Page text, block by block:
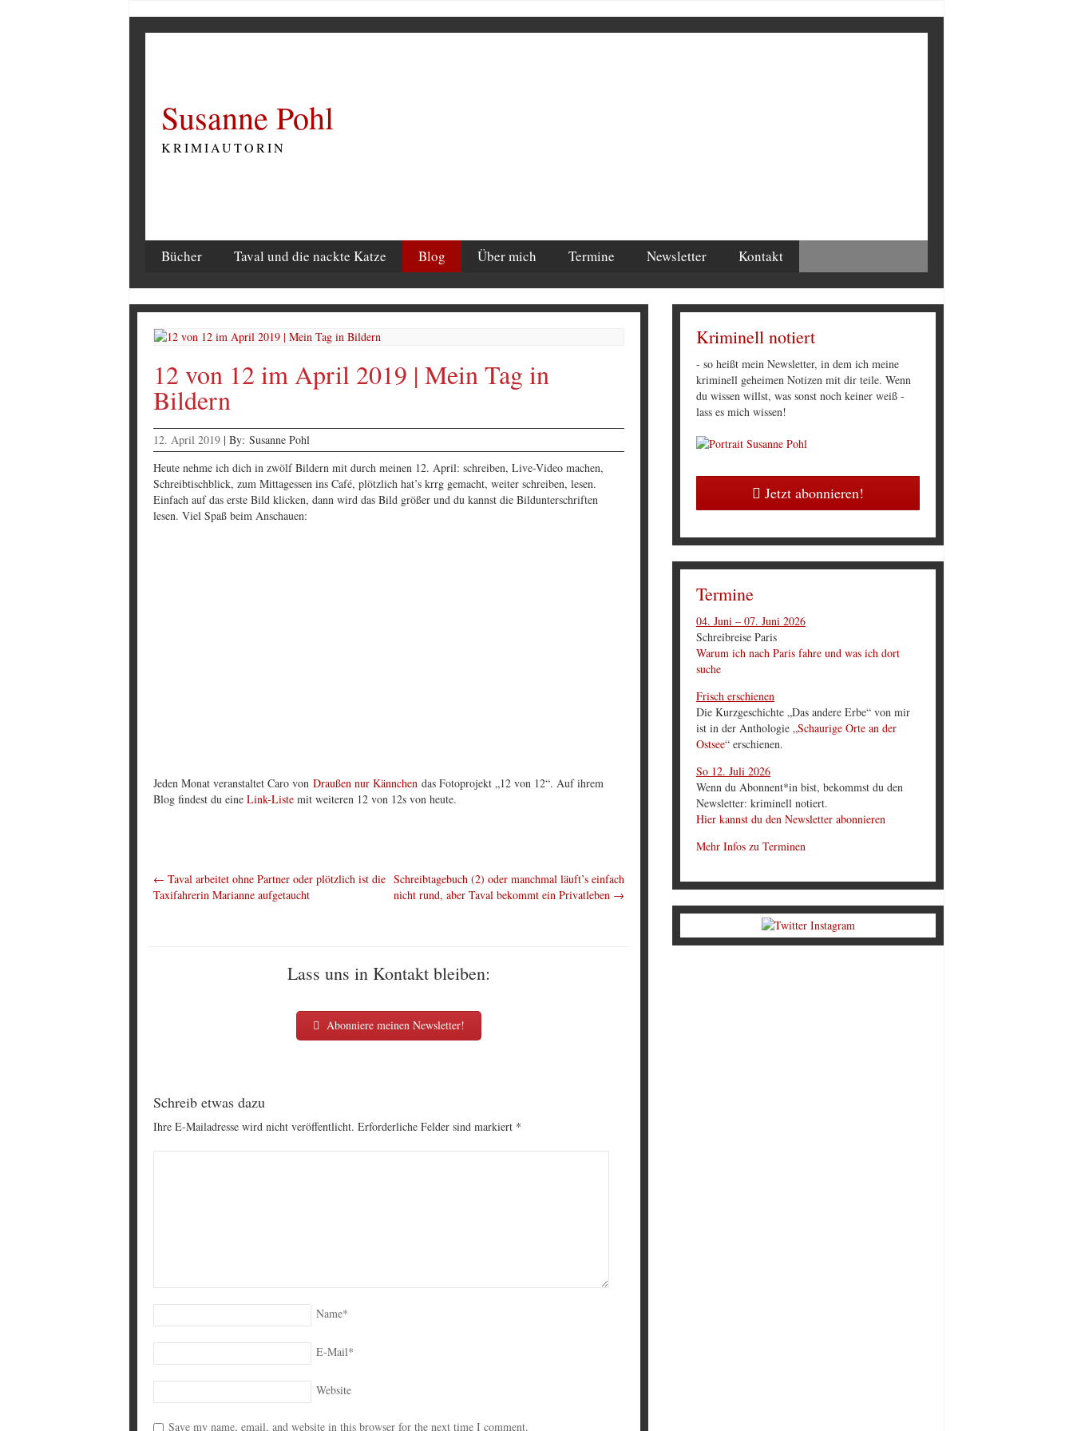
Susanne Pohl
KRIMIAUTORIN
Bücher Taval und die nackte Katze Blog Über mich Termine Newsletter Kontakt
12 von 12 im April 2019 | Mein Tag in
Bildern
12. April 2019 | By: Susanne Pohl
Heute nehme ich dich in zwölf Bildern mit durch meinen 12. April: schreiben, Live-Video machen,
Schreibtischblick, zum Mittagessen ins Café, plötzlich hat’s krrg gemacht, weiter schreiben, lesen.
Einfach auf das erste Bild klicken, dann wird das Bild größer und du kannst die Bildunterschriften
lesen. Viel Spaß beim Anschauen:
Jeden Monat veranstaltet Caro von Draußen nur Kännchen das Fotoprojekt „12 von 12“. Auf ihrem
Blog findest du eine Link-Liste mit weiteren 12 von 12s von heute.
← Taval arbeitet ohne Partner oder plötzlich ist die
Taxifahrerin Marianne aufgetaucht
Schreibtagebuch (2) oder manchmal läuft’s einfach
nicht rund, aber Taval bekommt ein Privatleben →
Lass uns in Kontakt bleiben:
Abonniere meinen Newsletter!
Schreib etwas dazu
Ihre E-Mailadresse wird nicht veröffentlicht. Erforderliche Felder sind markiert *
Name*
E-Mail*
Website
Save my name, email, and website in this browser for the next time I comment.
Kriminell notiert
- so heißt mein Newsletter, in dem ich meine
kriminell geheimen Notizen mit dir teile. Wenn
du wissen willst, was sonst noch keiner weiß -
lass es mich wissen!
Jetzt abonnieren!
Termine
04. Juni – 07. Juni 2026
Schreibreise Paris
Warum ich nach Paris fahre und was ich dort
suche
Frisch erschienen
Die Kurzgeschichte „Das andere Erbe“ von mir
ist in der Anthologie „Schaurige Orte an der
Ostsee“ erschienen.
So 12. Juli 2026
Wenn du Abonnent*in bist, bekommst du den
Newsletter: kriminell notiert.
Hier kannst du den Newsletter abonnieren
Mehr Infos zu Terminen